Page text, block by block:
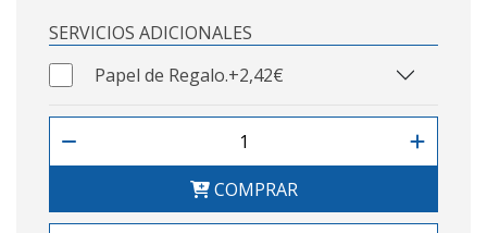
SERVICIOS ADICIONALES
Papel de Regalo.+2,42€
COMPRAR